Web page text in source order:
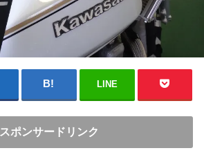
LINE
スポンサードリンク